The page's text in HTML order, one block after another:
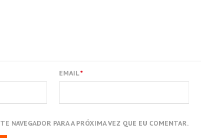
EMAIL*
NAVEGADOR PARA A PRÓXIMA VEZ QUE EU COMENTAR.